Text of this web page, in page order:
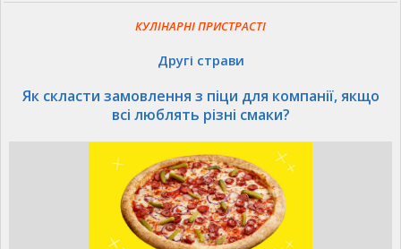
КУЛІНАРНІ ПРИСТРАСТІ
Другі страви
Як скласти замовлення з піци для компанії, якщо
всі люблять різні смаки?